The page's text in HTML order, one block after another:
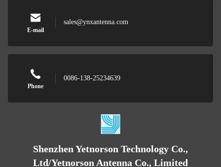
E-mail
sales@ynxantenna.com
Phone
0086-138-25234639
Shenzhen Yetnorson Technology Co.,
Ltd/Yetnorson Antenna Co., Limited